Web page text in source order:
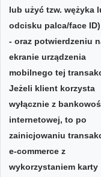
lub użyć tzw. wężyka
odcisku palca/face ID)
- oraz potwierdzeniu
ekranie urządzenia
mobilnego tej
Jeżeli klient korzysta
wyłącznie z
internetowej, to po
zainicjowaniu
e-commerce z
wykorzystaniem karty